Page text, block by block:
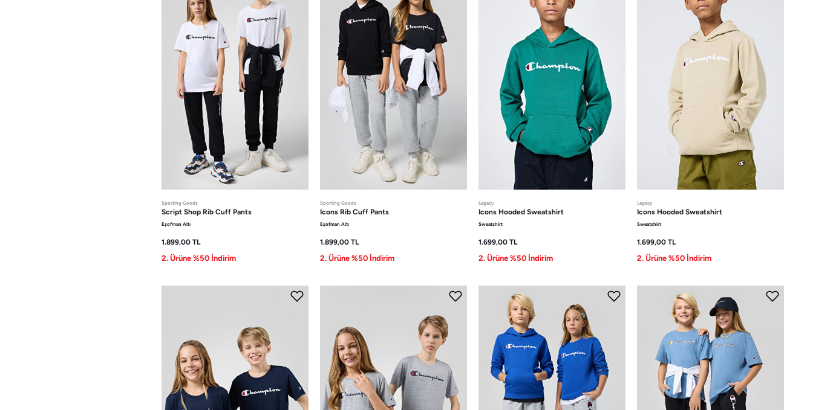
Sporting Goods
Script Shop Rib Cuff Pants
Eşofman Altı
1.899,00 TL
2. Ürüne %50 İndirim
Sporting Goods
Icons Rib Cuff Pants
Eşofman Altı
1.899,00 TL
2. Ürüne %50 İndirim
Legacy
Icons Hooded Sweatshirt
Sweatshirt
1.699,00 TL
2. Ürüne %50 İndirim
Legacy
Icons Hooded Sweatshirt
Sweatshirt
1.699,00 TL
2. Ürüne %50 İndirim